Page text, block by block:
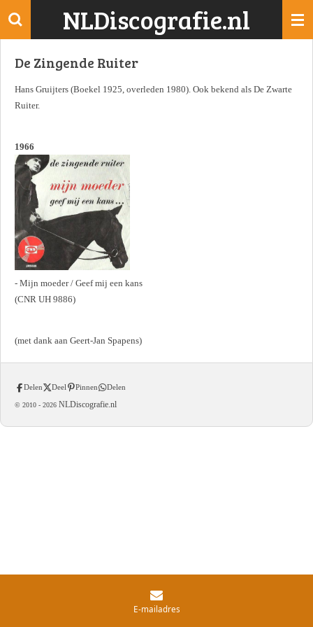
Ga
de
NLDiscografie.nl
De Zingende Ruiter
Hans Gruijters (Boekel 1925, overleden 1980). Ook bekend als De Zwarte
Ruiter.
1966
- Mijn moeder / Geef mij een kans
(CNR UH 9886)
(met dank aan Geert-Jan Spapens)
Delen Deel Pinnen Delen
© 2010 - 2026 NLDiscografie.nl
E-mailadres